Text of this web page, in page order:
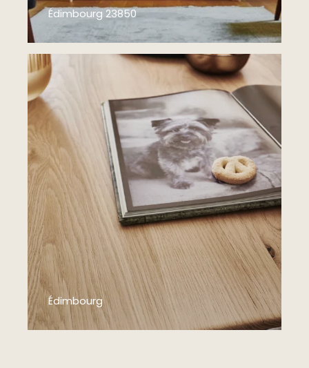
Édimbourg 23850
Édimbourg